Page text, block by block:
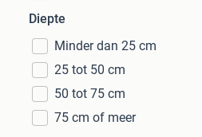
Diepte
Minder dan 25 cm
25 tot 50 cm
50 tot 75 cm
75 cm of meer